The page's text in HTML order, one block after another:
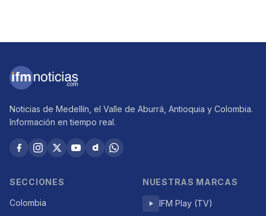
Noticias de Medellín, el Valle de Aburrá, Antioquia y Colombia.
Información en tiempo real.
SECCIONES
Colombia
NUESTRAS MARCAS
IFM Play (TV)